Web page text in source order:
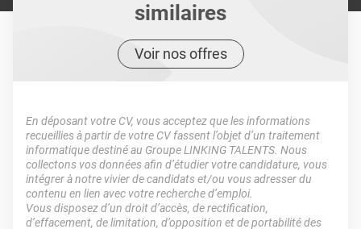
similaires
Voir nos offres
En déposant votre CV, vous acceptez que les informations
recueillies à partir de votre CV fassent l’objet d’un traitement
informatique destiné au Groupe LINKING TALENTS. Nous
collectons vos données afin d’étudier votre candidature, vous
intégrer à notre vivier de candidats et/ou vous adresser du
contenu en lien avec votre recherche d’emploi.
Vous disposez d’un droit d’accès, de rectification,
d’effacement, de limitation, d’opposition et de portabilité des